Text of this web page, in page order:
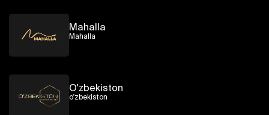
Mahalla
Mahalla
O'zbekiston
o'zbekiston